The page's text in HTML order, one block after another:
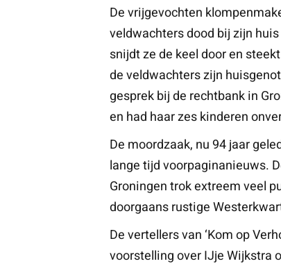
De vrijgevochten
veldwachters dood bij zijn
snijdt ze de keel door en
de veldwachters zijn
gesprek bij de rechtbank in
en had haar zes kinderen
De moordzaak, nu 94 jaar
lange tijd voorpaginanieuws.
Groningen trok extreem veel
doorgaans rustige
De vertellers van ‘Kom op
voorstelling over IJje Wijkstra